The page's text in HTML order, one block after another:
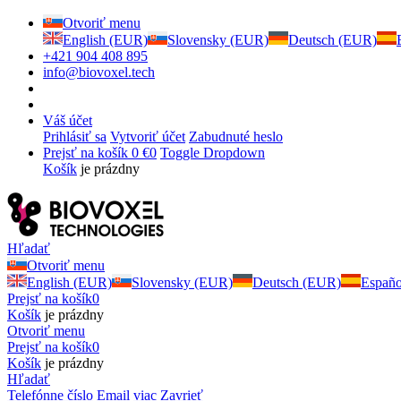
Otvoriť menu
English (EUR)
Slovensky (EUR) Deutsch (EUR)
+421 904 408 895
info@biovoxel.tech
Váš účet
Prihlásiť sa Vytvoriť účet Zabudnuté heslo
Prejsť na košík 0 €0 Toggle Dropdown
Košík je prázdny
Hľadať
Otvoriť menu
English (EUR)
Slovensky (EUR) Deutsch (EUR)
Prejsť na košík0
Košík je prázdny
Otvoriť menu
Prejsť na košík0
Košík je prázdny
Hľadať
Telefónne číslo Email viac Zavrieť